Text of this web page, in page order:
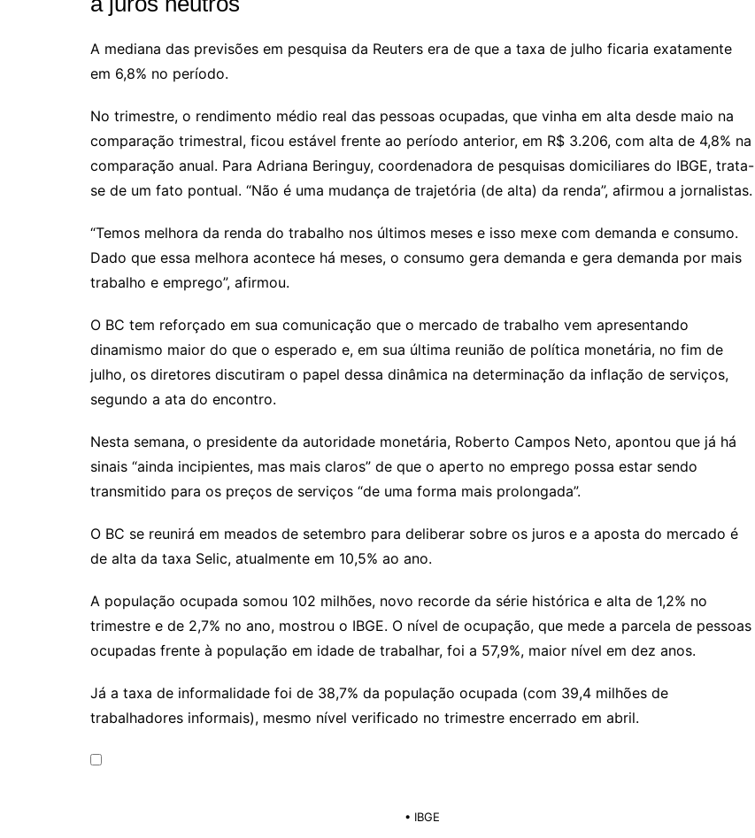
A mediana das previsões em pesquisa da Reuters era de que a taxa de julho ficaria exatamente
em 6,8% no período.
No trimestre, o rendimento médio real das pessoas ocupadas, que vinha em alta desde maio na
comparação trimestral, ficou estável frente ao período anterior, em R$ 3.206, com alta de 4,8% na
comparação anual. Para Adriana Beringuy, coordenadora de pesquisas domiciliares do IBGE, trata-
se de um fato pontual. “Não é uma mudança de trajetória (de alta) da renda”, afirmou a jornalistas.
“Temos melhora da renda do trabalho nos últimos meses e isso mexe com demanda e consumo.
Dado que essa melhora acontece há meses, o consumo gera demanda e gera demanda por mais
trabalho e emprego”, afirmou.
O BC tem reforçado em sua comunicação que o mercado de trabalho vem apresentando
dinamismo maior do que o esperado e, em sua última reunião de política monetária, no fim de
julho, os diretores discutiram o papel dessa dinâmica na determinação da inflação de serviços,
segundo a ata do encontro.
Nesta semana, o presidente da autoridade monetária, Roberto Campos Neto, apontou que já há
sinais “ainda incipientes, mas mais claros” de que o aperto no emprego possa estar sendo
transmitido para os preços de serviços “de uma forma mais prolongada”.
O BC se reunirá em meados de setembro para deliberar sobre os juros e a aposta do mercado é
de alta da taxa Selic, atualmente em 10,5% ao ano.
A população ocupada somou 102 milhões, novo recorde da série histórica e alta de 1,2% no
trimestre e de 2,7% no ano, mostrou o IBGE. O nível de ocupação, que mede a parcela de pessoas
ocupadas frente à população em idade de trabalhar, foi a 57,9%, maior nível em dez anos.
Já a taxa de informalidade foi de 38,7% da população ocupada (com 39,4 milhões de
trabalhadores informais), mesmo nível verificado no trimestre encerrado em abril.
• IBGE